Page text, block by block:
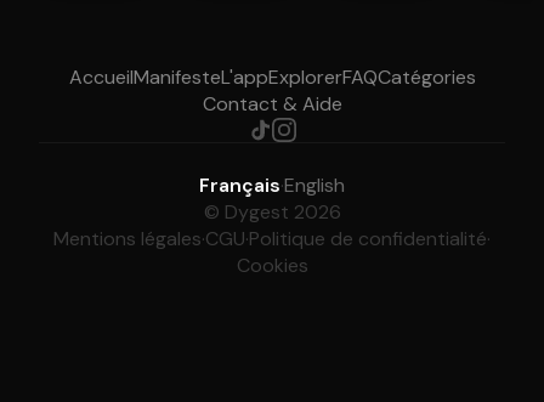
AccueilManifesteL'appExplorerFAQCatégories
Contact & Aide
Français·English
© Dygest 2026
Mentions légales·CGU·Politique de confidentialité·
Cookies